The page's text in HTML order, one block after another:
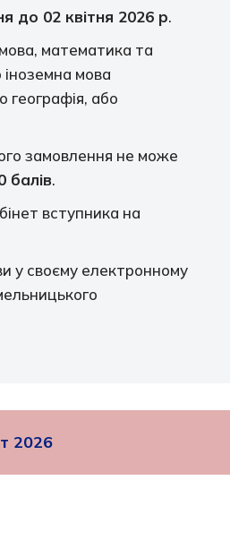
до 02 квітня 2026 р.
математика та
іноземна мова
географія, або
замовлення не може
балів.
вступника на
у своєму електронному
2026